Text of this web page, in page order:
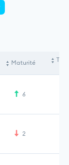
Maturité
6
2